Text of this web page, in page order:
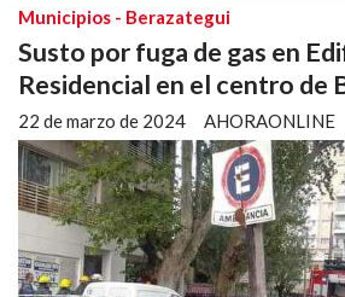
Susto por fuga de gas en
Residencial en el centro de
AHORAONLINE
Municipios - Berazategui
22 de marzo de 2024